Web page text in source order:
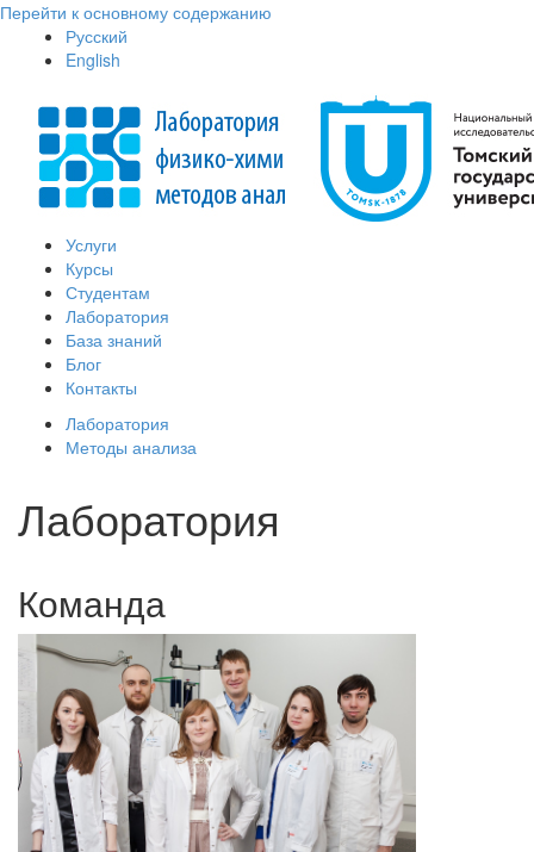
Перейти к основному содержанию
Русский
English
Услуги
Курсы
Студентам
Лаборатория
База знаний
Блог
Контакты
Лаборатория
Методы анализа
Лаборатория
Команда